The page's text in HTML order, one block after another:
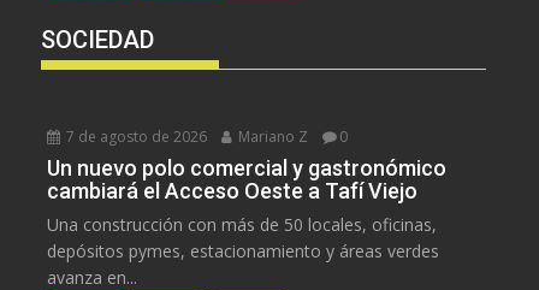
SOCIEDAD
7 de agosto de 2026 Mariano Z 0
Un nuevo polo comercial y gastronómico
cambiará el Acceso Oeste a Tafí Viejo
Una construcción con más de 50 locales, oficinas,
depósitos pymes, estacionamiento y áreas verdes
avanza en...